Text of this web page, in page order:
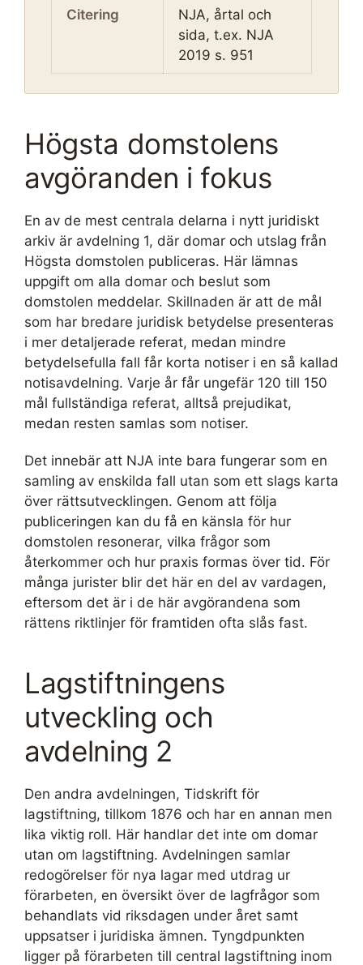
Citering
NJA, årtal och
sida, t.ex. NJA
2019 s. 951
Högsta domstolens
avgöranden i fokus
En av de mest centrala delarna i nytt juridiskt
arkiv är avdelning 1, där domar och utslag från
Högsta domstolen publiceras. Här lämnas
uppgift om alla domar och beslut som
domstolen meddelar. Skillnaden är att de mål
som har bredare juridisk betydelse presenteras
i mer detaljerade referat, medan mindre
betydelsefulla fall får korta notiser i en så kallad
notisavdelning. Varje år får ungefär 120 till 150
mål fullständiga referat, alltså prejudikat,
medan resten samlas som notiser.
Det innebär att NJA inte bara fungerar som en
samling av enskilda fall utan som ett slags karta
över rättsutvecklingen. Genom att följa
publiceringen kan du få en känsla för hur
domstolen resonerar, vilka frågor som
återkommer och hur praxis formas över tid. För
många jurister blir det här en del av vardagen,
eftersom det är i de här avgörandena som
rättens riktlinjer för framtiden ofta slås fast.
Lagstiftningens
utveckling och
avdelning 2
Den andra avdelningen, Tidskrift för
lagstiftning, tillkom 1876 och har en annan men
lika viktig roll. Här handlar det inte om domar
utan om lagstiftning. Avdelningen samlar
redogörelser för nya lagar med utdrag ur
förarbeten, en översikt över de lagfrågor som
behandlats vid riksdagen under året samt
uppsatser i juridiska ämnen. Tyngdpunkten
ligger på förarbeten till central lagstiftning inom